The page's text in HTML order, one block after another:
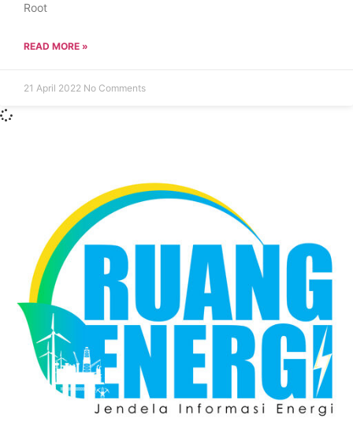
Root
READ MORE »
21 April 2022 No Comments